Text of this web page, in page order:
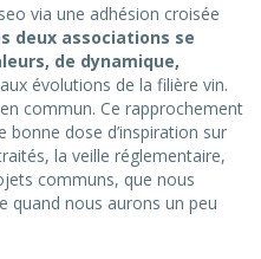
via une adhésion croisée
deux associations se
de dynamique,
évolutions de la filière vin.
commun. Ce rapprochement
dose d’inspiration sur
la veille réglementaire,
communs, que nous
quand nous aurons un peu